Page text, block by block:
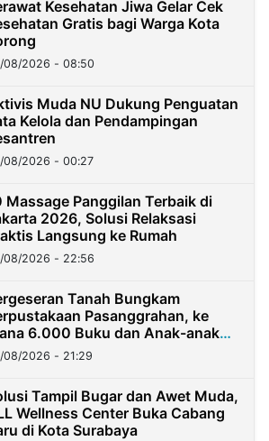
Kesehatan Jiwa Gelar Cek
Gratis bagi Warga Kota
08/2026 - 08:50
Muda NU Dukung Penguatan
Kelola dan Pendampingan
08/2026 - 00:27
Massage Panggilan Terbaik di
2026, Solusi Relaksasi
Langsung ke Rumah
08/2026 - 22:56
Tanah Bungkam
Pasanggrahan, ke
6.000 Buku dan Anak-anak
08/2026 - 21:29
Tampil Bugar dan Awet Muda,
Wellness Center Buka Cabang
di Kota Surabaya